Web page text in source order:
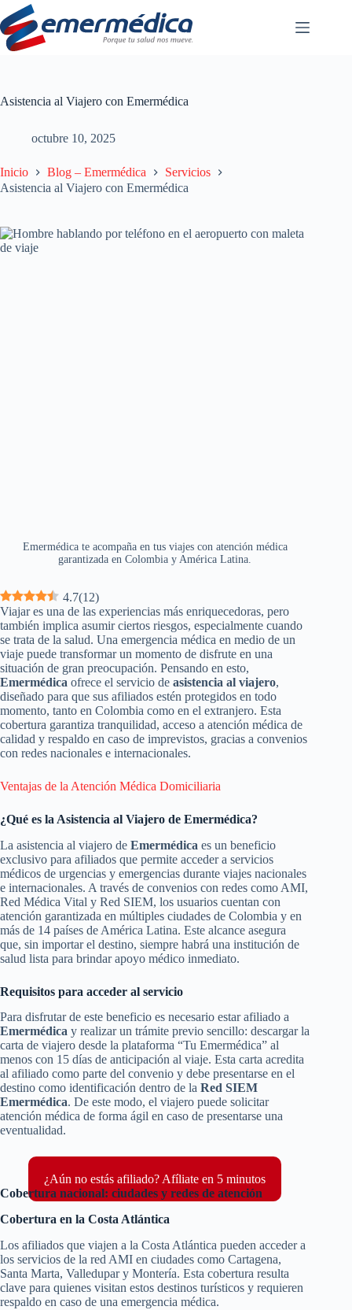
Saltar
al
contenido
Asistencia al Viajero con Emermédica
octubre 10, 2025
Inicio Blog – Emermédica
Servicios
Asistencia al Viajero con Emermédica
Emermédica te acompaña en tus viajes con atención médica
garantizada en Colombia y América Latina.
4.7(12)
Viajar es una de las experiencias más enriquecedoras, pero
también implica asumir ciertos riesgos, especialmente cuando
se trata de la salud. Una emergencia médica en medio de un
viaje puede transformar un momento de disfrute en una
situación de gran preocupación. Pensando en esto,
Emermédica ofrece el servicio de asistencia al viajero,
diseñado para que sus afiliados estén protegidos en todo
momento, tanto en Colombia como en el extranjero. Esta
cobertura garantiza tranquilidad, acceso a atención médica de
calidad y respaldo en caso de imprevistos, gracias a convenios
con redes nacionales e internacionales.
Ventajas de la Atención Médica Domiciliaria
¿Qué es la Asistencia al Viajero de Emermédica?
La asistencia al viajero de Emermédica es un beneficio
exclusivo para afiliados que permite acceder a servicios
médicos de urgencias y emergencias durante viajes nacionales
e internacionales. A través de convenios con redes como AMI,
Red Médica Vital y Red SIEM, los usuarios cuentan con
atención garantizada en múltiples ciudades de Colombia y en
más de 14 países de América Latina. Este alcance asegura
que, sin importar el destino, siempre habrá una institución de
salud lista para brindar apoyo médico inmediato.
Requisitos para acceder al servicio
Para disfrutar de este beneficio es necesario estar afiliado a
Emermédica y realizar un trámite previo sencillo: descargar la
carta de viajero desde la plataforma “Tu Emermédica” al
menos con 15 días de anticipación al viaje. Esta carta acredita
al afiliado como parte del convenio y debe presentarse en el
destino como identificación dentro de la Red SIEM
Emermédica. De este modo, el viajero puede solicitar
atención médica de forma ágil en caso de presentarse una
eventualidad.
¿Aún no estás afiliado? Afíliate en 5 minutos
Cobertura nacional: ciudades y redes de atención
Cobertura en la Costa Atlántica
Los afiliados que viajen a la Costa Atlántica pueden acceder a
los servicios de la red AMI en ciudades como Cartagena,
Santa Marta, Valledupar y Montería. Esta cobertura resulta
clave para quienes visitan estos destinos turísticos y requieren
respaldo en caso de una emergencia médica.